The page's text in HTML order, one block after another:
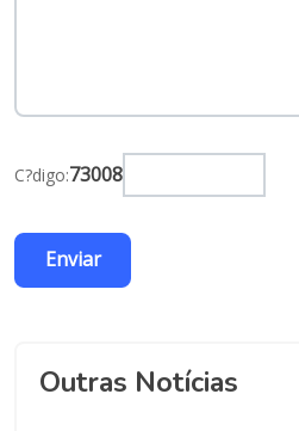
C?digo:73008
Outras Notícias